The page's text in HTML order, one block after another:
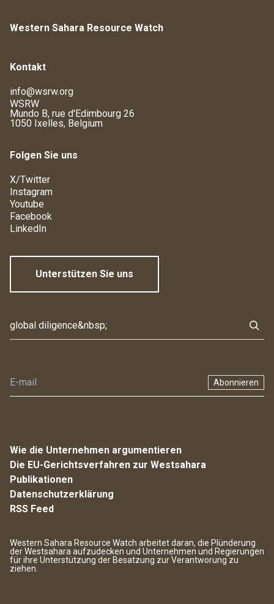
Western Sahara Resource Watch
Kontakt
info@wsrw.org
WSRW
Mundo B, rue d'Edimbourg 26
1050 Ixelles, Belgium
Folgen Sie uns
X/Twitter
Instagram
Youtube
Facebook
LinkedIn
Unterstützen Sie uns
Abonnieren
Wie die Unternehmen argumentieren
Die EU-Gerichtsverfahren zur Westsahara
Publikationen
Datenschutzerklärung
RSS Feed
Western Sahara Resource Watch arbeitet daran, die Plünderung
der Westsahara aufzudecken und Unternehmen und Regierungen
für ihre Unterstützung der Besatzung zur Verantworung zu
ziehen.